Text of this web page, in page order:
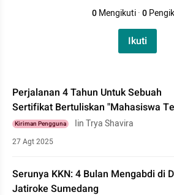
0Mengikuti·0
Ikuti
Perjalanan 4 Tahun Untuk Sebuah
Sertifikat Bertuliskan "Mahasiswa
Kiriman Pengguna Iin Trya Shavira
27 Agt 2025
Serunya KKN: 4 Bulan Mengabdi di
Jatiroke Sumedang